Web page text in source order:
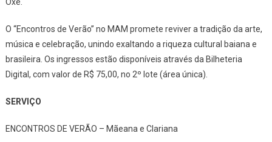
No
MAM,
O “Encontros de Verão” no MAM promete reviver a tradição da arte,
música e celebração, unindo exaltando a riqueza cultural baiana e
brasileira. Os ingressos estão disponíveis através da Bilheteria
Digital, com valor de R$ 75,00, no 2º lote (área única).
SERVIÇO
ENCONTROS DE VERÃO – Mãeana e Clariana